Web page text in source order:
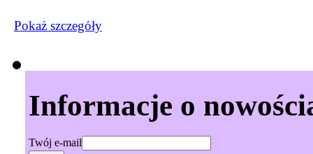
Pokaż szczegόły
Informacje o
Twój e-mail